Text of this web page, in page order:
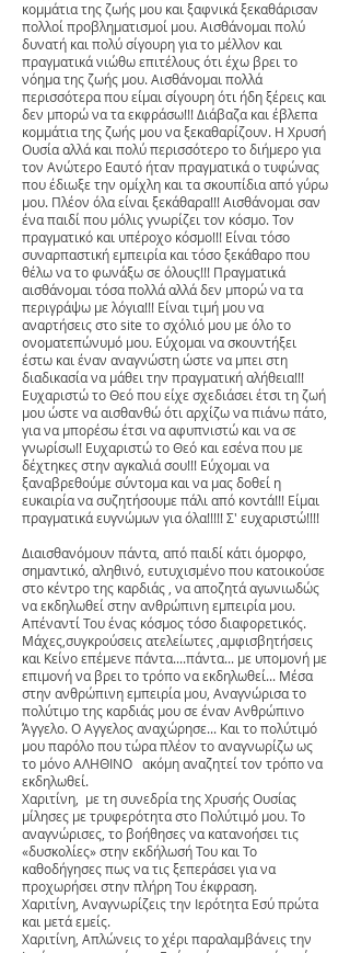
κομμάτια της ζωής μου και ξαφνικά ξεκαθάρισαν
πολλοί προβληματισμοί μου. Αισθάνομαι πολύ
δυνατή και πολύ σίγουρη για το μέλλον και
πραγματικά νιώθω επιτέλους ότι έχω βρει το
νόημα της ζωής μου. Αισθάνομαι πολλά
περισσότερα που είμαι σίγουρη ότι ήδη ξέρεις και
δεν μπορώ να τα εκφράσω!!! Διάβαζα και έβλεπα
κομμάτια της ζωής μου να ξεκαθαρίζουν. Η Χρυσή
Ουσία αλλά και πολύ περισσότερο το διήμερο για
τον Ανώτερο Εαυτό ήταν πραγματικά ο τυφώνας
που έδιωξε την ομίχλη και τα σκουπίδια από γύρω
μου. Πλέον όλα είναι ξεκάθαρα!!! Αισθάνομαι σαν
ένα παιδί που μόλις γνωρίζει τον κόσμο. Τον
πραγματικό και υπέροχο κόσμο!!! Είναι τόσο
συναρπαστική εμπειρία και τόσο ξεκάθαρο που
θέλω να το φωνάξω σε όλους!!! Πραγματικά
αισθάνομαι τόσα πολλά αλλά δεν μπορώ να τα
περιγράψω με λόγια!!! Είναι τιμή μου να
αναρτήσεις στο site το σχόλιό μου με όλο το
ονοματεπώνυμό μου. Εύχομαι να σκουντήξει
έστω και έναν αναγνώστη ώστε να μπει στη
διαδικασία να μάθει την πραγματική αλήθεια!!!
Ευχαριστώ το Θεό που είχε σχεδιάσει έτσι τη ζωή
μου ώστε να αισθανθώ ότι αρχίζω να πιάνω πάτο,
για να μπορέσω έτσι να αφυπνιστώ και να σε
γνωρίσω!! Ευχαριστώ το Θεό και εσένα που με
δέχτηκες στην αγκαλιά σου!!! Εύχομαι να
ξαναβρεθούμε σύντομα και να μας δοθεί η
ευκαιρία να συζητήσουμε πάλι από κοντά!!! Είμαι
πραγματικά ευγνώμων για όλα!!!!! Σ' ευχαριστώ!!!!
Διαισθανόμουν πάντα, από παιδί κάτι όμορφο,
σημαντικό, αληθινό, ευτυχισμένο που κατοικούσε
στο κέντρο της καρδιάς , να αποζητά αγωνιωδώς
να εκδηλωθεί στην ανθρώπινη εμπειρία μου.
Απέναντί Του ένας κόσμος τόσο διαφορετικός.
Μάχες,συγκρούσεις ατελείωτες ,αμφισβητήσεις
και Κείνο επέμενε πάντα....πάντα... με υπομονή με
επιμονή να βρει το τρόπο να εκδηλωθεί... Μέσα
στην ανθρώπινη εμπειρία μου, Αναγνώρισα το
πολύτιμο της καρδιάς μου σε έναν Ανθρώπινο
Άγγελο. Ο Αγγελος αναχώρησε... Και το πολύτιμό
μου παρόλο που τώρα πλέον το αναγνωρίζω ως
το μόνο ΑΛΗΘΙΝΟ ακόμη αναζητεί τον τρόπο να
εκδηλωθεί.
Χαριτίνη, με τη συνεδρία της Χρυσής Ουσίας
μίλησες με τρυφερότητα στο Πολύτιμό μου. Το
αναγνώρισες, το βοήθησες να κατανοήσει τις
«δυσκολίες» στην εκδήλωσή Του και Το
καθοδήγησες πως να τις ξεπεράσει για να
προχωρήσει στην πλήρη Του έκφραση.
Χαριτίνη, Αναγνωρίζεις την Ιερότητα Εσύ πρώτα
και μετά εμείς.
Χαριτίνη, Απλώνεις το χέρι παραλαμβάνεις την